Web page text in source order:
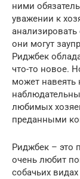
ними
уважении к
они могут
Риджбек
что-то новое.
может навеять
любимых
преданными
Риджбек – это
очень любит
собачьих видах